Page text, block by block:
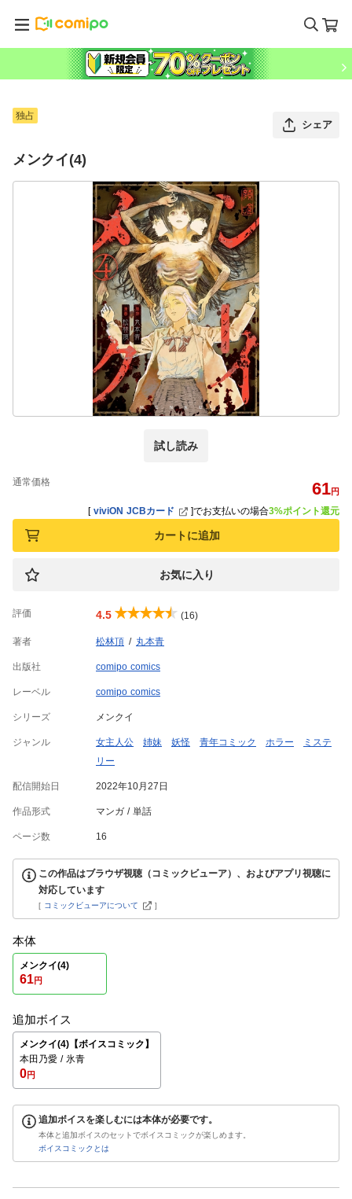
独占
シェア
メンクイ(4)
試し読み
通常価格 61円
[ viviON JCBカード ]でお支払いの場合3%ポイント還元
カートに追加
お気に入り
評価 4.5 (16)
著者 松林頂 丸本青
出版社 comipo comics
レーベル comipo comics
シリーズ メンクイ
ジャンル 女主人公 姉妹 妖怪 青年コミック ホラー
ミステ
リー
配信開始日 2022年10月27日
作品形式 マンガ 単話
ページ数 16
この作品はブラウザ視聴（コミックビューア）、およびアプリ視聴に
対応しています
[ コミックビューアについて ]
本体
メンクイ(4)
61円
追加ボイス
メンクイ(4)【ボイスコミック】
本田乃愛
氷青
0円
追加ボイスを楽しむには本体が必要です。
本体と追加ボイスのセットでボイスコミックが楽しめます。
ボイスコミックとは